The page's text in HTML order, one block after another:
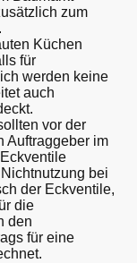
zum
Küchen
für
werden keine
auch
vor der
Auftraggeber im
bei
der Eckventile,
die
den
für eine